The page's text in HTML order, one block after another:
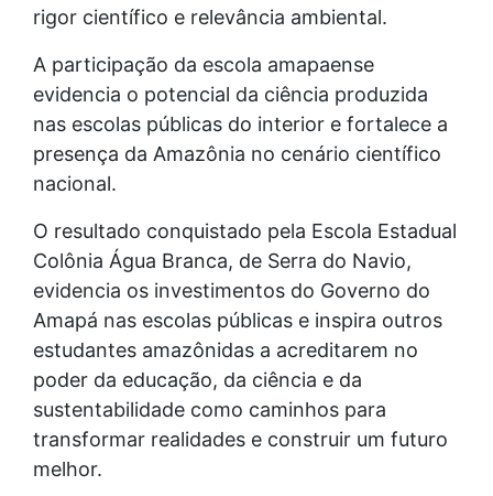
rigor científico e relevância ambiental.
A participação da escola amapaense
evidencia o potencial da ciência produzida
nas escolas públicas do interior e fortalece a
presença da Amazônia no cenário científico
nacional.
O resultado conquistado pela Escola Estadual
Colônia Água Branca, de Serra do Navio,
evidencia os investimentos do Governo do
Amapá nas escolas públicas e inspira outros
estudantes amazônidas a acreditarem no
poder da educação, da ciência e da
sustentabilidade como caminhos para
transformar realidades e construir um futuro
melhor.